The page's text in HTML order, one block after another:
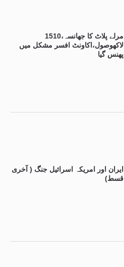
15مرلے پلاٹ کا جھانسہ،10
لاکھوصول،اکاونٹ افسر مشکل میں
پھنس گیا
ایران اور امریکہ اسرائیل جنگ ( آخری
قسط)